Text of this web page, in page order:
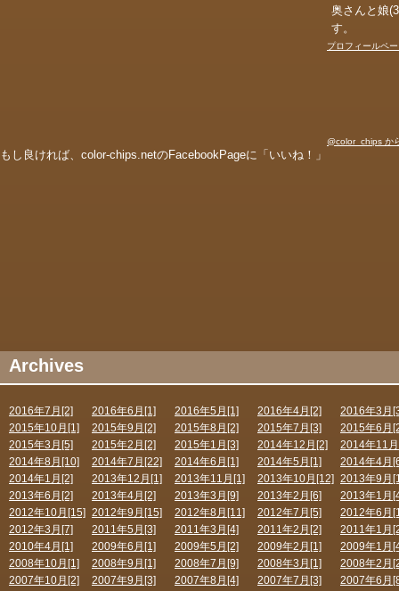
奥さんと娘
す。
プロフィールペ
もし良ければ、color-chips.netのFacebookPageに「いいね！」
@color_chips か
Archives
2016年7月[2] 2016年6月[1] 2016年5月[1] 2016年4月[2]
2016年3月
2015年10月[1]
2015年9月[2] 2015年8月[2] 2015年7月[3]
2015年6月
2015年3月[5]
2015年2月[2] 2015年1月[3] 2014年12月[2]
2014年11
2014年8月[10]
2014年7月[22] 2014年6月[1] 2014年5月[1]
2014年4月
2014年1月[2]
2013年12月[1] 2013年11月[1] 2013年10月[12] 2013年9月
2013年6月[2]
2013年4月[2] 2013年3月[9] 2013年2月[6]
2013年1月
2012年10月[15] 2012年9月[15] 2012年8月[11] 2012年7月[5]
2012年6月
2012年3月[7]
2011年5月[3] 2011年3月[4] 2011年2月[2]
2011年1月
2010年4月[1]
2009年6月[1] 2009年5月[2] 2009年2月[1]
2009年1月
2008年10月[1]
2008年9月[1] 2008年7月[9] 2008年3月[1]
2008年2月
2007年10月[2]
2007年9月[3] 2007年8月[4] 2007年7月[3]
2007年6月